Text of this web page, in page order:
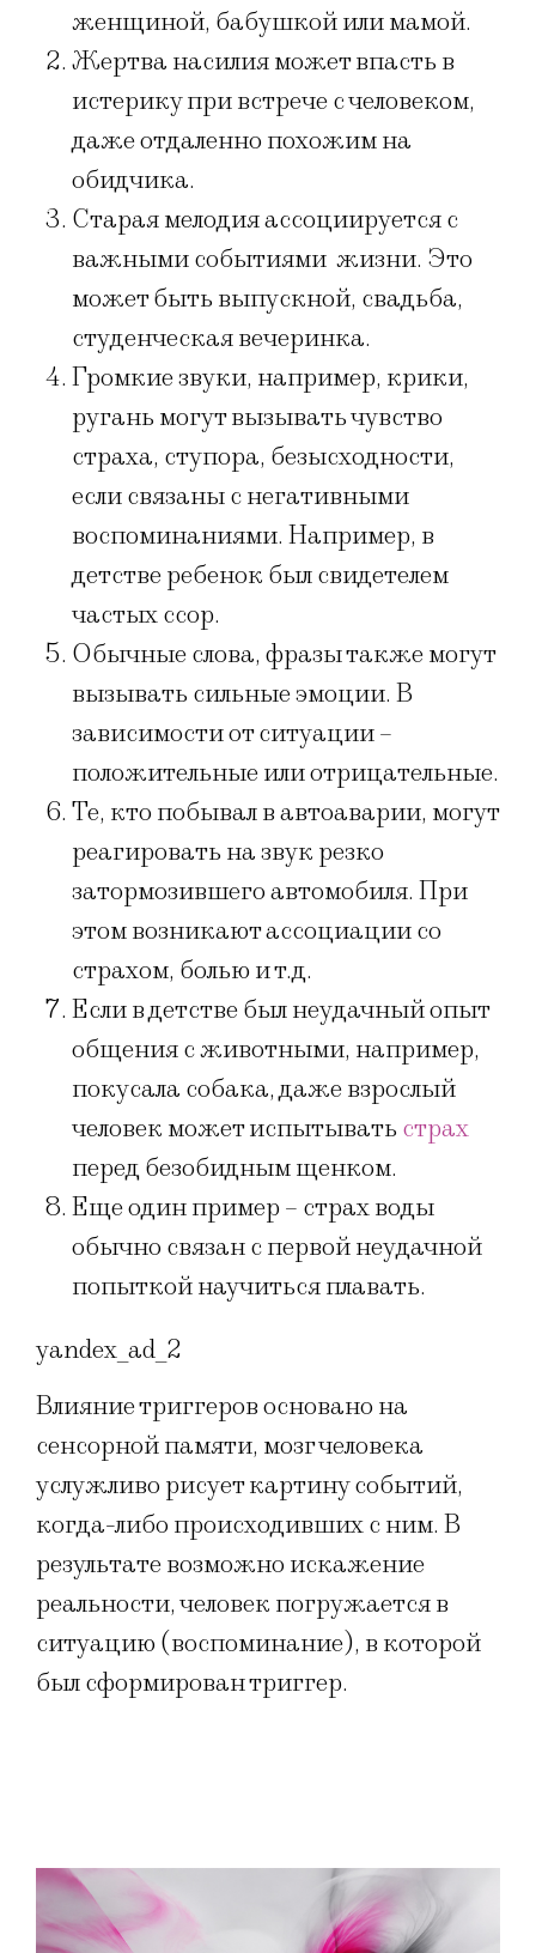
женщиной, бабушкой или мамой.
Жертва насилия может впасть в
истерику при встрече с человеком,
даже отдаленно похожим на
обидчика.
Старая мелодия ассоциируется с
важными событиями жизни. Это
может быть выпускной, свадьба,
студенческая вечеринка.
Громкие звуки, например, крики,
ругань могут вызывать чувство
страха, ступора, безысходности,
если связаны с негативными
воспоминаниями. Например, в
детстве ребенок был свидетелем
частых ссор.
Обычные слова, фразы также могут
вызывать сильные эмоции. В
зависимости от ситуации –
положительные или отрицательные.
Те, кто побывал в автоаварии, могут
реагировать на звук резко
затормозившего автомобиля. При
этом возникают ассоциации со
страхом, болью и т.д.
Если в детстве был неудачный опыт
общения с животными, например,
покусала собака, даже взрослый
человек может испытывать страх
перед безобидным щенком.
Еще один пример – страх воды
обычно связан с первой неудачной
попыткой научиться плавать.
yandex_ad_2
Влияние триггеров основано на
сенсорной памяти, мозг человека
услужливо рисует картину событий,
когда-либо происходивших с ним. В
результате возможно искажение
реальности, человек погружается в
ситуацию (воспоминание), в которой
был сформирован триггер.